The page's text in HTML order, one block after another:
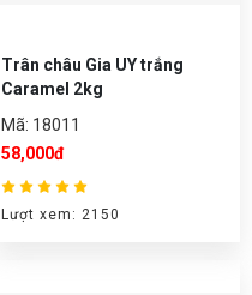
Trân châu Gia UY trắng
Caramel 2kg
Mã: 18011
58,000đ
Lượt xem: 2150